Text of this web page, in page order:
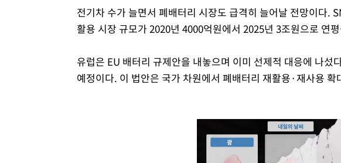
전기차 수가 늘면서 폐배터리 시장도 급격히 늘어날 전망이다.
활용 시장 규모가 2020년 4000억원에서 2025년 3조원으로 연
유럽은 EU 배터리 규제안을 내놓으며 이미 선제적 대응에 나섰
예정이다. 이 법안은 국가 차원에서 폐배터리 재활용·재사용